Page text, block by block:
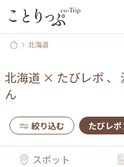
北海道
北海道 × たびレポ 、
ん
絞り込む たびレポ
スポット